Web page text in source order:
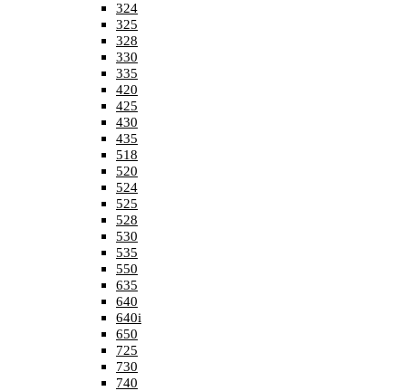
324
325
328
330
335
420
425
430
435
518
520
524
525
528
530
535
550
635
640
640i
650
725
730
740